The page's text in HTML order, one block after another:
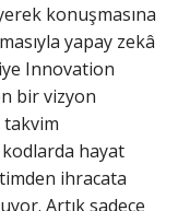
konuşmasına
yapay zekâ
Innovation
bir vizyon
takvim
hayat
ihracata
Artık sadece